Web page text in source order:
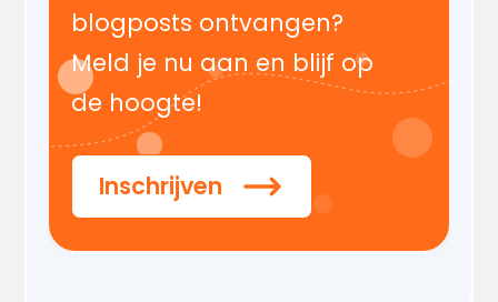
blogposts ontvangen?
Meld je nu aan en blijf op
de hoogte!
Inschrijven